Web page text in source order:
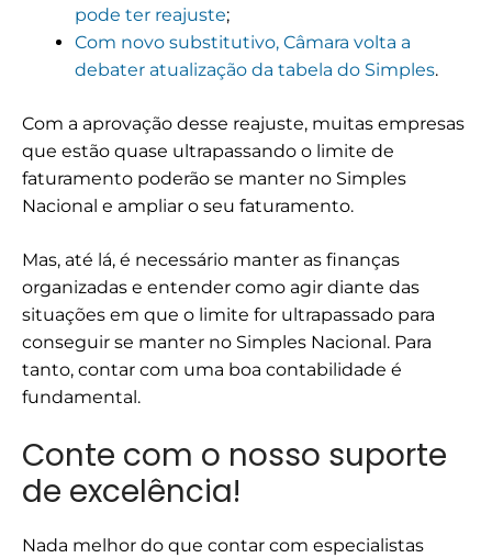
pode ter reajuste;
Com novo substitutivo, Câmara volta a
debater atualização da tabela do Simples.
Com a aprovação desse reajuste, muitas empresas
que estão quase ultrapassando o limite de
faturamento poderão se manter no Simples
Nacional e ampliar o seu faturamento.
Mas, até lá, é necessário manter as finanças
organizadas e entender como agir diante das
situações em que o limite for ultrapassado para
conseguir se manter no Simples Nacional. Para
tanto, contar com uma boa contabilidade é
fundamental.
Conte com o nosso suporte
de excelência!
Nada melhor do que contar com especialistas